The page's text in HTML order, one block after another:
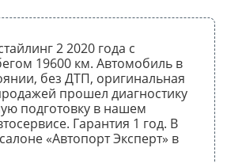
2 2020 года с
19600 км. Автомобиль в
без ДТП, оригинальная
прошел диагностику
подготовку в нашем
Гарантия 1 год. В
«Автопорт Эксперт» в